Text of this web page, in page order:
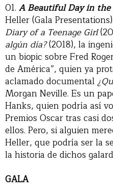
01. A Beautiful Day in the
Heller (Gala
Diary of a Teenage Girl
algún día?(2018), la
un biopic sobre Fred
de América”, quien ya
aclamado documental
Morgan Neville. Es un
Hanks, quien podría así
Premios Oscar tras casi
ellos. Pero, si alguien
Heller, que podría ser la
la historia de dichos
GALA